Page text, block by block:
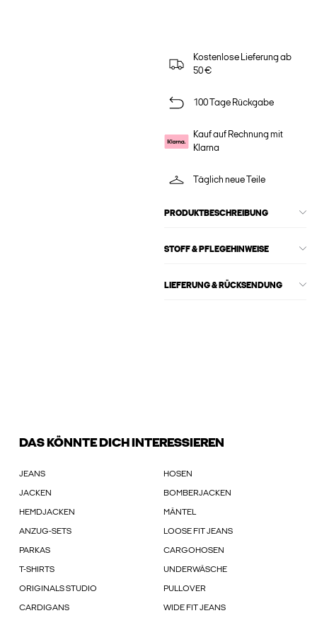
Kostenlose Lieferung ab
50 €
100 Tage Rückgabe
Kauf auf Rechnung mit
Klarna
Täglich neue Teile
PRODUKTBESCHREIBUNG
STOFF & PFLEGEHINWEISE
LIEFERUNG & RÜCKSENDUNG
DAS KÖNNTE DICH INTERESSIEREN
JEANS HOSEN
JACKEN BOMBERJACKEN
HEMDJACKEN MÄNTEL
ANZUG-SETS LOOSE FIT JEANS
PARKAS CARGOHOSEN
T-SHIRTS UNDERWÄSCHE
ORIGINALS STUDIO PULLOVER
CARDIGANS WIDE FIT JEANS